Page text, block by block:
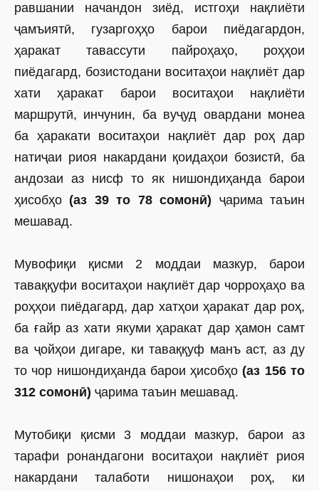
равшании начандон зиёд, истгоҳи нақлиёти
ҷамъиятӣ, гузаргоҳҳо барои пиёдагардон,
ҳаракат тавассути пайроҳаҳо, роҳҳои
пиёдагард, бозистодани воситаҳои нақлиёт дар
хати ҳаракат барои воситаҳои нақлиёти
маршрутӣ, инчунин, ба вуҷуд овардани монеа
ба ҳаракати воситаҳои нақлиёт дар роҳ дар
натиҷаи риоя накардани қоидаҳои бозистӣ, ба
андозаи аз нисф то як нишондиҳанда барои
ҳисобҳо (аз 39 то 78 сомонӣ) ҷарима таъин
мешавад.
Мувофиқи қисми 2 моддаи мазкур, барои
таваққуфи воситаҳои нақлиёт дар чорроҳаҳо ва
роҳҳои пиёдагард, дар хатҳои ҳаракат дар роҳ,
ба ғайр аз хати якуми ҳаракат дар ҳамон самт
ва ҷойҳои дигаре, ки таваққуф манъ аст, аз ду
то чор нишондиҳанда барои ҳисобҳо (аз 156 то
312 сомонӣ) ҷарима таъин мешавад.
Мутобиқи қисми 3 моддаи мазкур, барои аз
тарафи ронандагони воситаҳои нақлиёт риоя
накардани талаботи нишонаҳои роҳ, ки